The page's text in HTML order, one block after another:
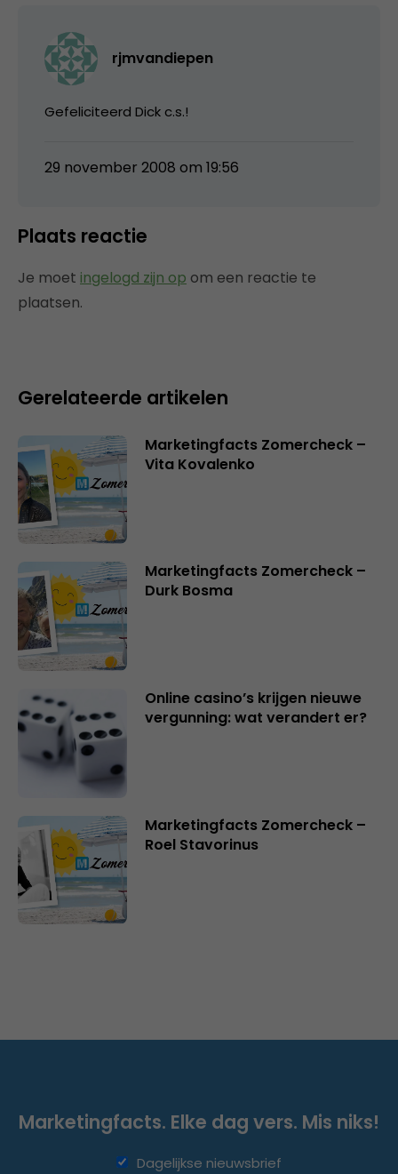
rjmvandiepen
Gefeliciteerd Dick c.s.!
29 november 2008 om 19:56
Plaats reactie
Je moet ingelogd zijn op om een reactie te
plaatsen.
Gerelateerde artikelen
Marketingfacts Zomercheck –
Vita Kovalenko
Marketingfacts Zomercheck –
Durk Bosma
Online casino’s krijgen nieuwe
vergunning: wat verandert er?
Marketingfacts Zomercheck –
Roel Stavorinus
Marketingfacts. Elke dag vers. Mis niks!
Dagelijkse nieuwsbrief